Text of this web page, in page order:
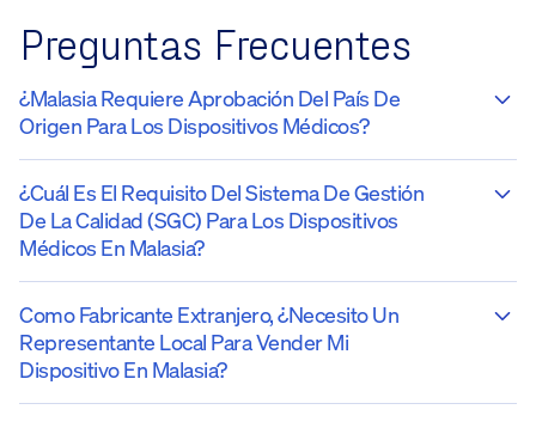
Preguntas Frecuentes
¿Malasia Requiere Aprobación Del País De
Origen Para Los Dispositivos Médicos?
¿Cuál Es El Requisito Del Sistema De Gestión
De La Calidad (SGC) Para Los Dispositivos
Médicos En Malasia?
Como Fabricante Extranjero, ¿necesito Un
Representante Local Para Vender Mi
Dispositivo En Malasia?